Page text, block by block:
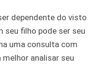
dependente do visto
seu filho pode ser seu
uma consulta com
analisar seu